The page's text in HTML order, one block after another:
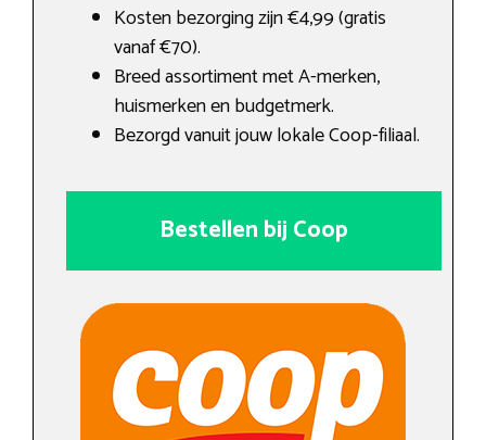
Kosten bezorging zijn €4,99 (gratis
vanaf €70).
Breed assortiment met A-merken,
huismerken en budgetmerk.
Bezorgd vanuit jouw lokale Coop-filiaal.
Bestellen bij Coop